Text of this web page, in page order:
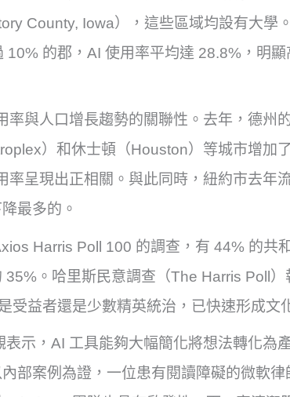
County, Iowa），這些區域均設有大學
10% 的郡，AI 使用率平均達 28.8%，明
率與人口增長趨勢的關聯性。去年，德州
）和休士頓（Houston）等城市增加
率呈現出正相關。與此同時，紐約市去年
最多的。
Harris Poll 100 的調查，有 44% 的共
35%。哈里斯民意調查（The Harris Poll
受益者還是少數精英統治，已快速形成文
示，AI 工具能夠大幅簡化將想法轉化為
部案例為證，一位患有閱讀障礙的微軟